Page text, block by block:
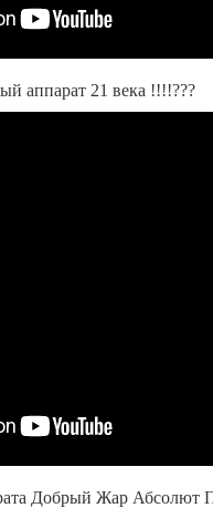
аппарат 21 века !!!!???
Добрый Жар Абсолют